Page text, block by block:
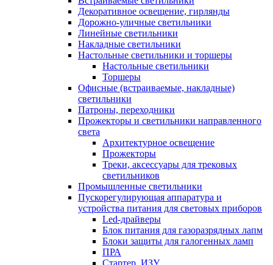
Декоративное освещение, гирлянды
Дорожно-уличные светильники
Линейные светильники
Накладные светильники
Настольные светильники и торшеры
Настольные светильники
Торшеры
Офисные (встраиваемые, накладные)
светильники
Патроны, переходники
Прожекторы и светильники направленного
света
Архитектурное освещение
Прожекторы
Треки, аксессуары для трековых
светильников
Промышленные светильники
Пускорегулирующая аппаратура и
устройства питания для световых приборов
Led-драйверы
Блок питания для газоразрядных лапм
Блоки защиты для галогенных ламп
ПРА
Стартер, ИЗУ